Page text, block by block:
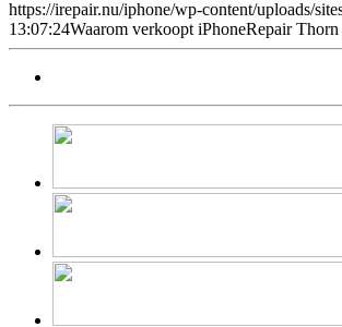
https://irepair.nu/iphone/wp-content/uploads/
13:07:24Waarom verkoopt iPhoneRepair